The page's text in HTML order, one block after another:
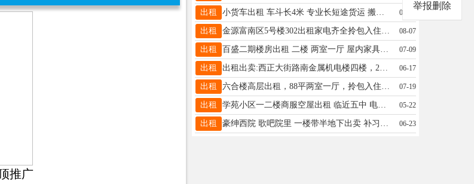
推广
出租 小货车出租 车斗长4米 专业长短途货运 搬家上楼 载重--4吨 随叫随到 价格合理 用车打电话18346456782 13319852444 06-26
出租 金源富南区5号楼302出租家电齐全拎包入住，有热水器，双开门冰箱，洗衣机，电视网络，拎包入住，冬暖夏凉15145728881 08-07
出租 百盛二期楼房出租 二楼 两室一厅 屋内家具家电齐全 拎包就住 屋子干净整洁 出门就是早市 四小学 随时可看房 联系电话:13836460410 07-09
出租 出租出卖:西正大街路南金属机电楼四楼，2单元402，74平，交通便利，（建设大厦西面的楼。地税局东边的楼）电话 13199005988 13763789505 06-17
出租 六合楼高层出租，88平两室一厅，拎包入住，床，冰箱，洗衣机，热水器，沙发，宽带，餐桌一应俱全，包物业费取暖费，13258581452 07-19
出租 学苑小区一二楼商服空屋出租 临近五中 电话☎15945558558 05-22
出租 豪绅西院 歌吧院里 一楼带半地下出卖 补习室 麻将馆 都可以15636559998 06-23
举报删除